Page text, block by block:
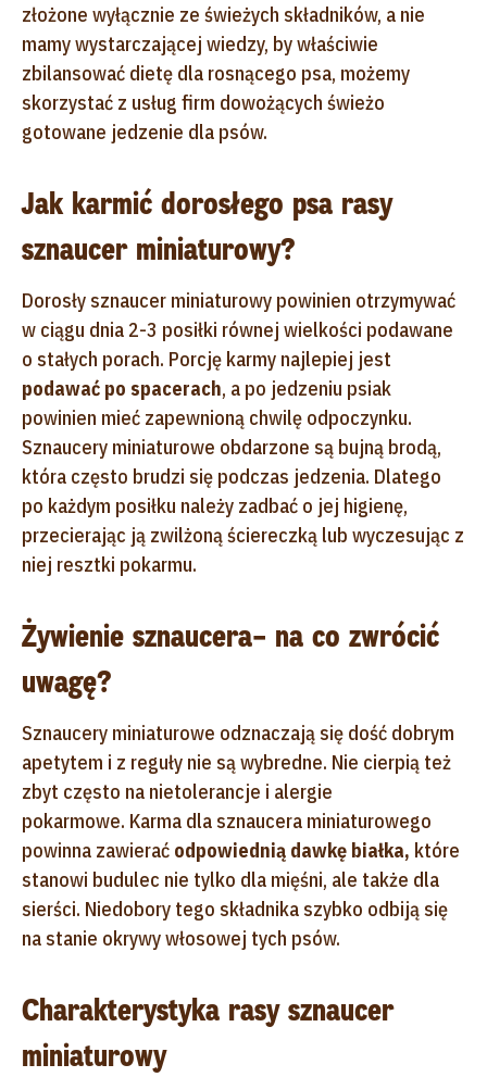
złożone wyłącznie ze świeżych składników, a nie
mamy wystarczającej wiedzy, by właściwie
zbilansować dietę dla rosnącego psa, możemy
skorzystać z usług firm dowożących świeżo
gotowane jedzenie dla psów.
Jak karmić dorosłego psa rasy
sznaucer miniaturowy?
Dorosły sznaucer miniaturowy powinien otrzymywać
w ciągu dnia 2-3 posiłki równej wielkości podawane
o stałych porach. Porcję karmy najlepiej jest
podawać po spacerach, a po jedzeniu psiak
powinien mieć zapewnioną chwilę odpoczynku.
Sznaucery miniaturowe obdarzone są bujną brodą,
która często brudzi się podczas jedzenia. Dlatego
po każdym posiłku należy zadbać o jej higienę,
przecierając ją zwilżoną ściereczką lub wyczesując z
niej resztki pokarmu.
Żywienie sznaucera– na co zwrócić
uwagę?
Sznaucery miniaturowe odznaczają się dość dobrym
apetytem i z reguły nie są wybredne. Nie cierpią też
zbyt często na nietolerancje i alergie
pokarmowe. Karma dla sznaucera miniaturowego
powinna zawierać odpowiednią dawkę białka, które
stanowi budulec nie tylko dla mięśni, ale także dla
sierści. Niedobory tego składnika szybko odbiją się
na stanie okrywy włosowej tych psów.
Charakterystyka rasy sznaucer
miniaturowy